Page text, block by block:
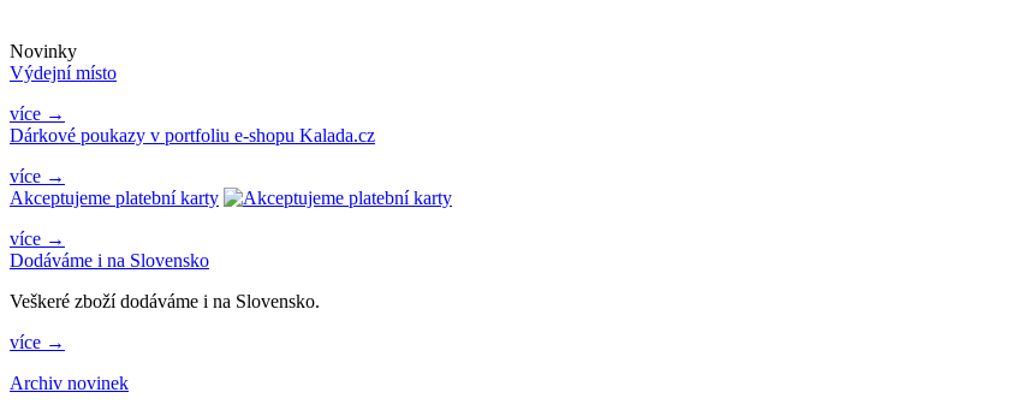
Novinky
Výdejní místo
více →
Dárkové poukazy v portfoliu e-shopu Kalada.cz
více →
Akceptujeme platební karty
více →
Dodáváme i na Slovensko
Veškeré zboží dodáváme i na Slovensko.
více →
Archiv novinek